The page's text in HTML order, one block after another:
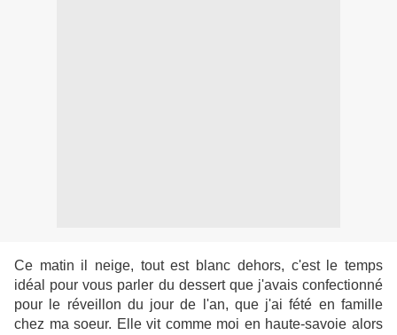
Ce matin il neige, tout est blanc dehors, c'est le temps
idéal pour vous parler du dessert que j'avais confectionné
pour le réveillon du jour de l'an, que j'ai fété en famille
chez ma soeur. Elle vit comme moi en haute-savoie alors